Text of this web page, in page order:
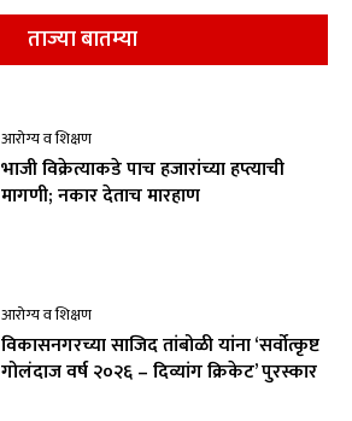
ताज्या बातम्या
आरोग्य व शिक्षण
भाजी विक्रेत्याकडे पाच हजारांच्या हप्त्याची
मागणी; नकार देताच मारहाण
आरोग्य व शिक्षण
विकासनगरच्या साजिद तांबोळी यांना ‘सर्वोत्कृष्ट
गोलंदाज वर्ष २०२६ – दिव्यांग क्रिकेट’ पुरस्कार